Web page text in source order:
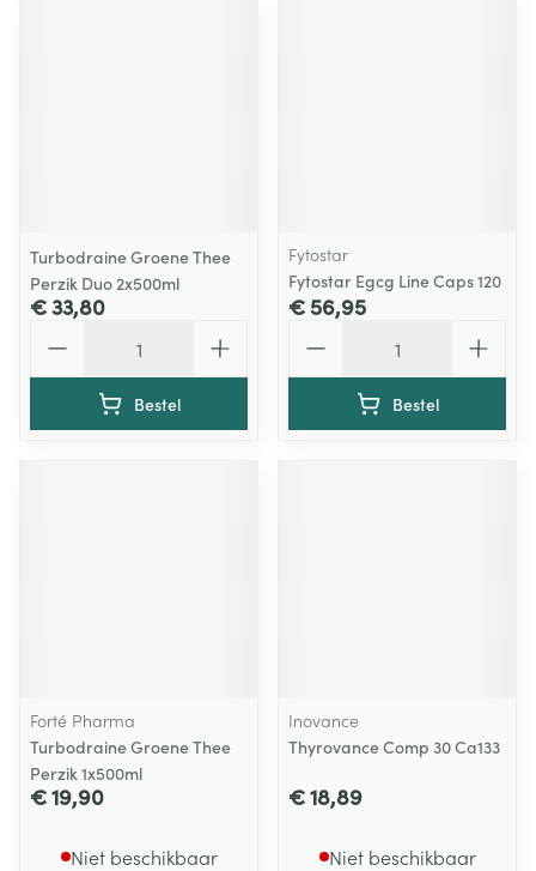
Turbodraine Groene Thee
Perzik Duo 2x500ml
€ 33,80
Bestel
Fytostar
Fytostar Egcg Line Caps 120
€ 56,95
Bestel
Forté Pharma
Turbodraine Groene Thee
Perzik 1x500ml
€ 19,90
Niet beschikbaar
Inovance
Thyrovance Comp 30 Ca133
€ 18,89
Niet beschikbaar